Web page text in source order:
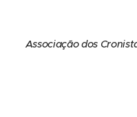
Associação dos